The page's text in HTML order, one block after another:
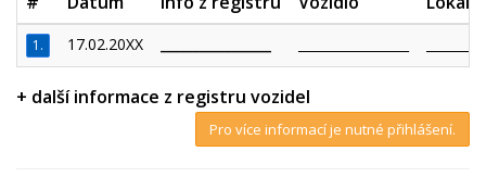
1. 17.02.20XX
+ další informace z registru vozidel
Pro více informací je nutné přihlášení.